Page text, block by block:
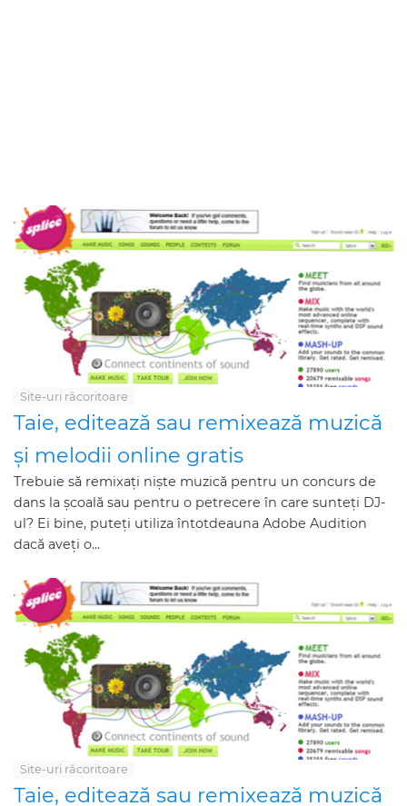
Site-uri răcoritoare
Taie, editează sau remixează muzică
și melodii online gratis
Trebuie să remixați niște muzică pentru un concurs de
dans la școală sau pentru o petrecere în care sunteți DJ-
ul? Ei bine, puteți utiliza întotdeauna Adobe Audition
dacă aveți o...
Site-uri răcoritoare
Taie, editează sau remixează muzică